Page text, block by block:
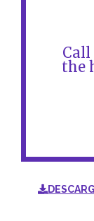
Call
the